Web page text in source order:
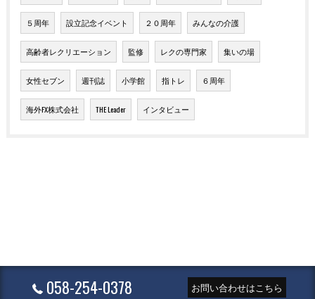
５周年 設立記念イベント ２０周年 みんなの介護
高齢者レクリエーション 監修 レクの専門家 集いの場
女性セブン 週刊誌 小学館 指トレ ６周年
海外FX株式会社 THE Leader インタビュー
058-254-0378 お問い合わせはこちら